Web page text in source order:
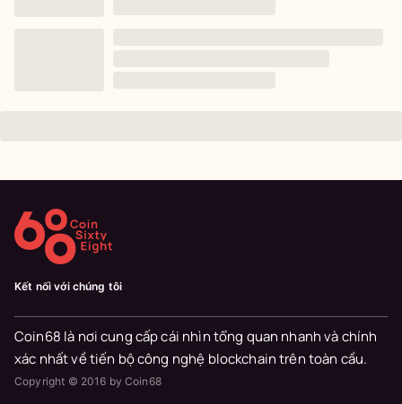
Kết nối với chúng tôi
Coin68 là nơi cung cấp cái nhìn tổng quan nhanh và chính
xác nhất về tiến bộ công nghệ blockchain trên toàn cầu.
Copyright © 2016 by Coin68